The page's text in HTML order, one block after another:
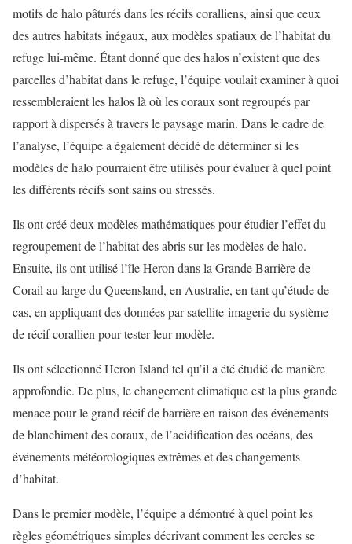
motifs de halo pâturés dans les récifs coralliens, ainsi que ceux
des autres habitats inégaux, aux modèles spatiaux de l’habitat du
refuge lui-même. Étant donné que des halos n’existent que des
parcelles d’habitat dans le refuge, l’équipe voulait examiner à quoi
ressembleraient les halos là où les coraux sont regroupés par
rapport à dispersés à travers le paysage marin. Dans le cadre de
l’analyse, l’équipe a également décidé de déterminer si les
modèles de halo pourraient être utilisés pour évaluer à quel point
les différents récifs sont sains ou stressés.
Ils ont créé deux modèles mathématiques pour étudier l’effet du
regroupement de l’habitat des abris sur les modèles de halo.
Ensuite, ils ont utilisé l’île Heron dans la Grande Barrière de
Corail au large du Queensland, en Australie, en tant qu’étude de
cas, en appliquant des données par satellite-imagerie du système
de récif corallien pour tester leur modèle.
Ils ont sélectionné Heron Island tel qu’il a été étudié de manière
approfondie. De plus, le changement climatique est la plus grande
menace pour le grand récif de barrière en raison des événements
de blanchiment des coraux, de l’acidification des océans, des
événements météorologiques extrêmes et des changements
d’habitat.
Dans le premier modèle, l’équipe a démontré à quel point les
règles géométriques simples décrivant comment les cercles se